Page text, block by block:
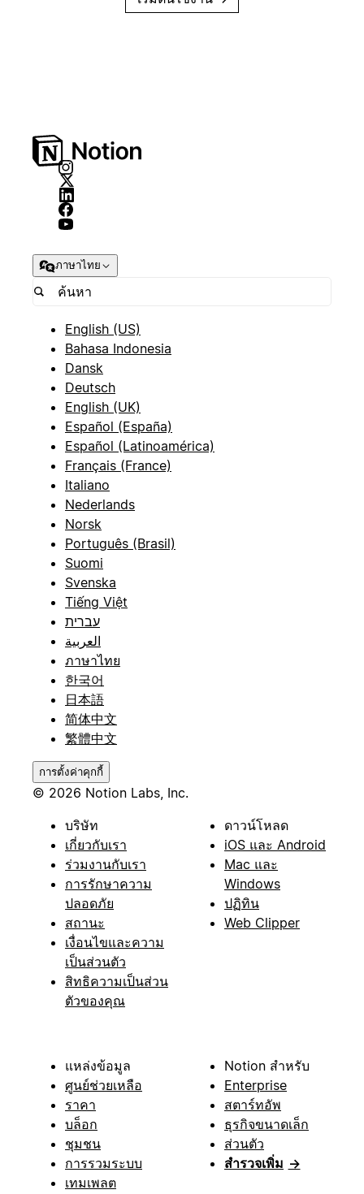
ภาษาไทย
English (US)
Bahasa Indonesia
Dansk
Deutsch
English (UK)
Español (España)
Español (Latinoamérica)
Français (France)
Italiano
Nederlands
Norsk
Português (Brasil)
Suomi
Svenska
Tiếng Việt
עברית
العربية
ภาษาไทย
한국어
日本語
简体中文
繁體中文
การตั้งค่าคุกกี้
© 2026 Notion Labs, Inc.
บริษัท
เกี่ยวกับเรา
ร่วมงานกับเรา
การรักษาความ
ปลอดภัย
สถานะ
เงื่อนไขและความ
เป็นส่วนตัว
สิทธิความเป็นส่วน
ตัวของคุณ
ดาวน์โหลด
iOS และ Android
Mac และ
Windows
ปฏิทิน
Web Clipper
แหล่งข้อมูล
ศูนย์ช่วยเหลือ
ราคา
บล็อก
ชุมชน
การรวมระบบ
เทมเพลต
Notion สำหรับ
Enterprise
สตาร์ทอัพ
ธุรกิจขนาดเล็ก
ส่วนตัว
สำรวจเพิ่ม →